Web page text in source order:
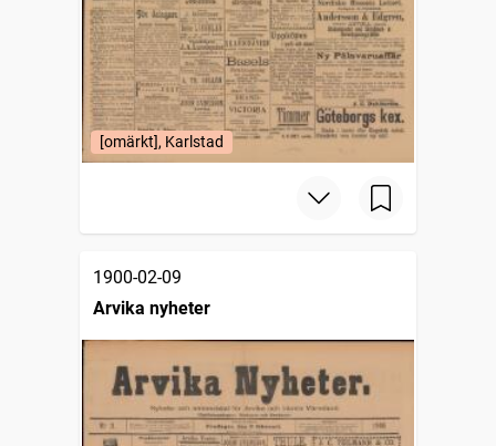
[omärkt], Karlstad
1900-02-09
Arvika nyheter